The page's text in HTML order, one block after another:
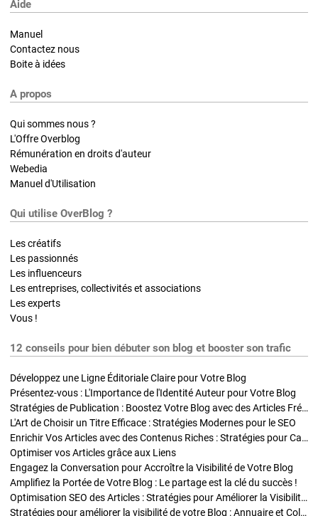
Aide
Manuel
Contactez nous
Boite à idées
A propos
Qui sommes nous ?
L'Offre Overblog
Rémunération en droits d'auteur
Webedia
Manuel d'Utilisation
Qui utilise OverBlog ?
Les créatifs
Les passionnés
Les influenceurs
Les entreprises, collectivités et associations
Les experts
Vous !
12 conseils pour bien débuter son blog et booster son trafic
Développez une Ligne Éditoriale Claire pour Votre Blog
Présentez-vous : L'Importance de l'Identité Auteur pour Votre Blog
Stratégies de Publication : Boostez Votre Blog avec des Articles Fréquents et Exclusifs
L'Art de Choisir un Titre Efficace : Stratégies Modernes pour le SEO
Enrichir Vos Articles avec des Contenus Riches : Stratégies pour Captiver et Optimiser
Optimiser vos Articles grâce aux Liens
Engagez la Conversation pour Accroître la Visibilité de Votre Blog
Amplifiez la Portée de Votre Blog : Le partage est la clé du succès !
Optimisation SEO des Articles : Stratégies pour Améliorer la Visibilité de Votre Blog
Stratégies pour améliorer la visibilité de votre Blog : Annuaire et Collaborations